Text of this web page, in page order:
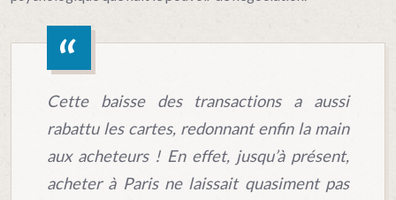
Cette baisse des transactions a aussi
rabattu les cartes, redonnant enfin la main
aux acheteurs ! En effet, jusqu’à présent,
acheter à Paris ne laissait quasiment pas